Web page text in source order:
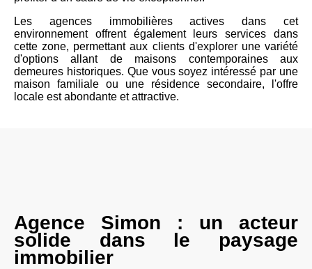
Les agences immobilières actives dans cet
environnement offrent également leurs services dans
cette zone, permettant aux clients d'explorer une variété
d'options allant de maisons contemporaines aux
demeures historiques. Que vous soyez intéressé par une
maison familiale ou une résidence secondaire, l'offre
locale est abondante et attractive.
Agence Simon : un acteur
solide dans le paysage
immobilier